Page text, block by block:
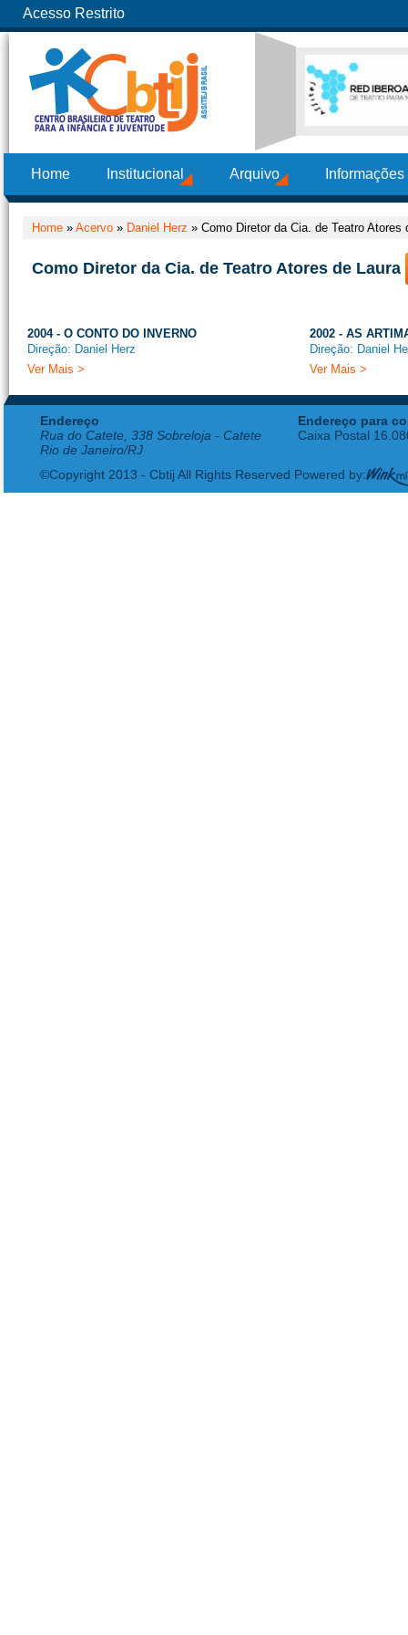
Acesso Restrito
Home Institucional Arquivo
Home » Acervo » Daniel Herz » Como Diretor da Cia. de Teatro Atores
Como Diretor da Cia. de Teatro Atores de Laura
2004 - O CONTO DO INVERNO
Direção: Daniel Herz
Ver Mais >
2002 - AS
Direção: Daniel
Ver Mais >
Endereço
Rua do Catete, 338 Sobreloja - Catete
Rio de Janeiro/RJ
Endereço para
Caixa Postal
©Copyright 2013 - Cbtij All Rights Reserved Powered by: